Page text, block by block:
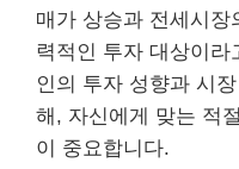
매가 상승과 전세시장
력적인 투자 대상이라
인의 투자 성향과 시
해, 자신에게 맞는 적
이 중요합니다.